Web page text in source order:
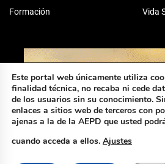
Formación
Vida
Este portal web únicamente utiliza
finalidad técnica, no recaba ni cede
de los usuarios sin su conocimiento.
enlaces a sitios web de terceros con
ajenas a la de la AEPD que usted
cuando acceda a ellos. Ajustes